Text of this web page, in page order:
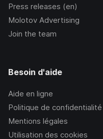
Press releases (en)
Molotov Advertising
Join the team
Besoin d'aide
Aide en ligne
Politique de confidentialité
Mentions légales
Utilisation des cookies